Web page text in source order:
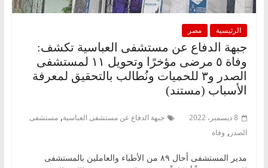
الرئيسية مصر
جبهة الدفاع عن مستشفى العباسية تكشف:
وفاة ٥ مرضى مؤخرًا وتحويل ١١ لمستشفى
الصدر و٣ للحميات ونُطالب بالتحقيق لمعرفة
الأسباب (مستند)
8 ديسمبر، 2022 جبهة الدفاع عن مستشفى العباسية, مستشفى
الصدر , وفاة
مدير المستشفى أحال ٨٩ من الأطباء والعاملين بالمستشفى